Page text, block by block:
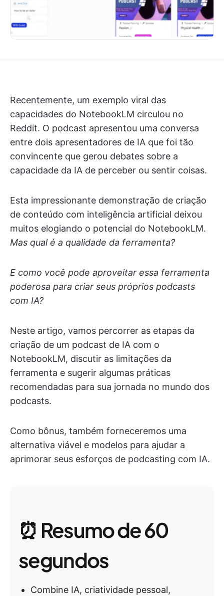
Recentemente, um exemplo viral das
capacidades do NotebookLM circulou no
Reddit. O podcast apresentou uma conversa
entre dois apresentadores de IA que foi tão
convincente que gerou debates sobre a
capacidade da IA de perceber ou sentir coisas.
Esta impressionante demonstração de criação
de conteúdo com inteligência artificial deixou
muitos elogiando o potencial do NotebookLM.
Mas qual é a qualidade da ferramenta?
E como você pode aproveitar essa ferramenta
poderosa para criar seus próprios podcasts
com IA?
Neste artigo, vamos percorrer as etapas da
criação de um podcast de IA com o
NotebookLM, discutir as limitações da
ferramenta e sugerir algumas práticas
recomendadas para sua jornada no mundo dos
podcasts.
Como bônus, também forneceremos uma
alternativa viável e modelos para ajudar a
aprimorar seus esforços de podcasting com IA.
⏰ Resumo de 60
segundos
Combine IA, criatividade pessoal,